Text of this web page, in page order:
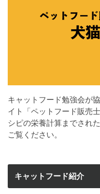
キャットフード勉強会が
イト「ペットフード販売
シピの栄養計算までされ
ご覧ください。
キャットフード紹介